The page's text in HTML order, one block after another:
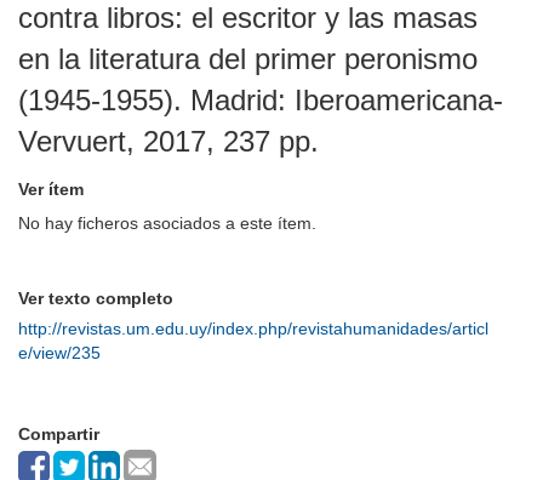
contra libros: el escritor y las masas
en la literatura del primer peronismo
(1945-1955). Madrid: Iberoamericana-
Vervuert, 2017, 237 pp.
Ver ítem
No hay ficheros asociados a este ítem.
Ver texto completo
http://revistas.um.edu.uy/index.php/revistahumanidades/articl
e/view/235
Compartir